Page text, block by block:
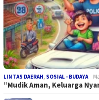
LINTAS DAERAH, SOSIAL - BUDAYA
“Mudik Aman, Keluarga